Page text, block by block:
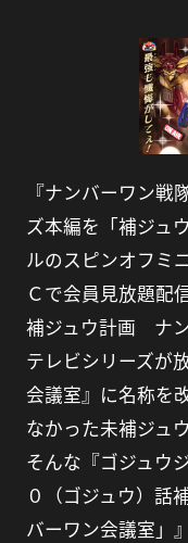
『ナンバーワン戦
ズ本編を「補ジュ
ルのスピンオフミ
Ｃで会員見放題配
補ジュウ計画 ナン
テレビシリーズが
会議室』に名称を
なかった未補ジュ
そんな『ゴジュウ
０（ゴジュウ）話
バーワン会議室」